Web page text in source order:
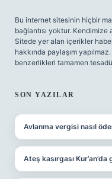
Bu internet sitesinin hiçbir
bağlantısı yoktur. Kendimize
Sitede yer alan içerikler
hakkında paylaşım
benzerlikleri tamamen
SON YAZILAR
Avlanma vergisi nasıl
Ateş kasırgası